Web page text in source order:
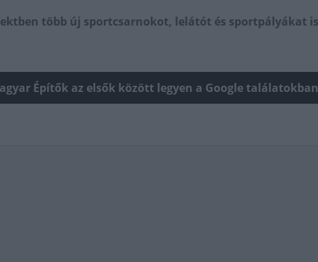
több új sportcsarnokot, lelátót és sportpályákat is
Építők az elsők között legyen a Google